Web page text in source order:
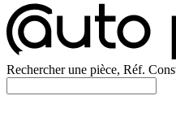
Rechercher une pièce, Réf.